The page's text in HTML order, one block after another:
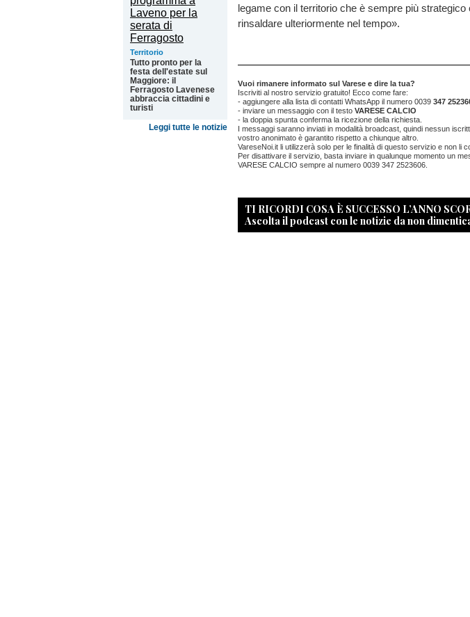
Territorio
Tutto pronto per la
festa dell'estate sul
Maggiore: il
Ferragosto Lavenese
abbraccia cittadini e
turisti
Leggi tutte le notizie
legame con il territorio che è sempre più strategico
rinsaldare ulteriormente nel tempo».
Vuoi rimanere informato sul Varese e dire la tua?
Iscriviti al nostro servizio gratuito! Ecco come fare:
- aggiungere alla lista di contatti WhatsApp il numero 0039 347
- inviare un messaggio con il testo VARESE CALCIO
- la doppia spunta conferma la ricezione della richiesta.
I messaggi saranno inviati in modalità broadcast, quindi nessun
vostro anonimato è garantito rispetto a chiunque altro.
VareseNoi.it li utilizzerà solo per le finalità di questo servizio e non li
Per disattivare il servizio, basta inviare in qualunque momento un
VARESE CALCIO sempre al numero 0039 347 2523606.
TI RICORDI COSA È SUCCESSO L’ANNO
Ascolta il podcast con le notizie da non